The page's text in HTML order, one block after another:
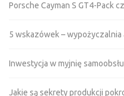
Porsche Cayman S GT4-Pack
5 wskazówek –
Inwestycja w myjnię
Jakie są sekrety produkcji